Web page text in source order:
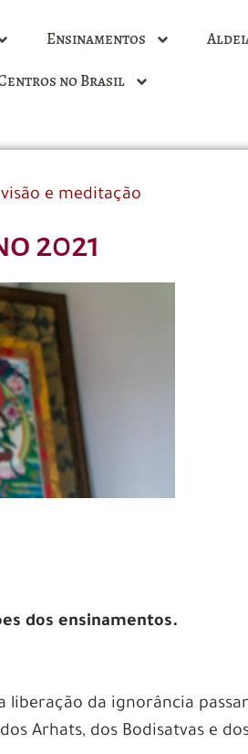
Ensinamentos
no Brasil
e meditação
2021
dos ensinamentos.
liberação da ignorância
Arhats, dos Bodisatvas e